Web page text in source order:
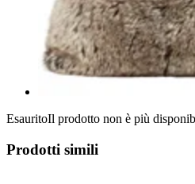
EsauritoIl prodotto non è più
Prodotti simili